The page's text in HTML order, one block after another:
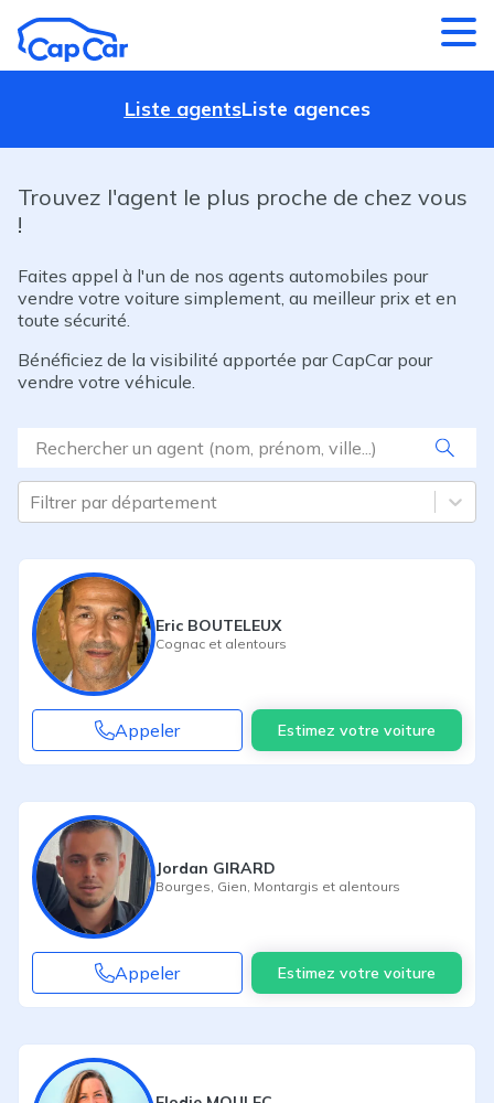
Liste agentsListe agences
Trouvez l'agent le plus proche de chez vous
!
Faites appel à l'un de nos agents automobiles pour
vendre votre voiture simplement, au meilleur prix et en
toute sécurité.
Bénéficiez de la visibilité apportée par CapCar pour
vendre votre véhicule.
Filtrer par département
Eric BOUTELEUX
Cognac et alentours
Appeler Estimez votre voiture
Jordan GIRARD
Bourges Gien Montargis et alentours
Appeler Estimez votre voiture